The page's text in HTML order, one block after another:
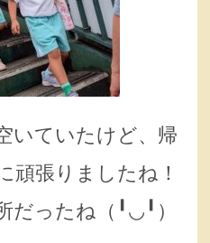
いていたけど、帰
頑張りましたね！
だったね（╹◡╹）